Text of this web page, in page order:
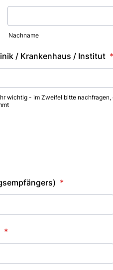
Nachname
/ Krankenhaus / Institut *
wichtig - im Zweifel bitte nachfragen,
*
*